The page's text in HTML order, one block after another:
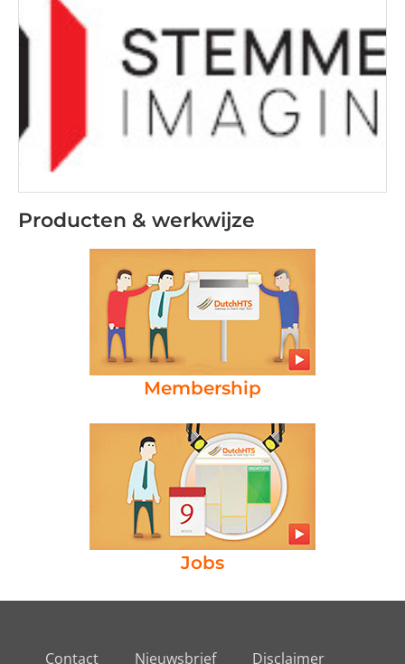
Producten & werkwijze
Membership
Jobs
Contact Nieuwsbrief Disclaimer